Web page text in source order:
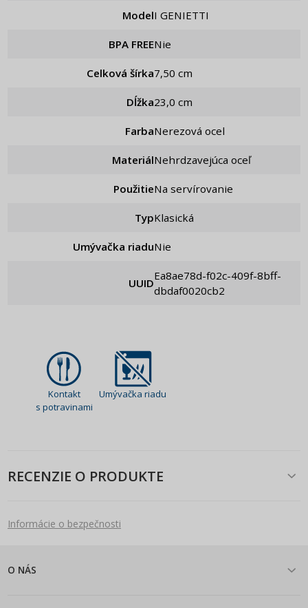
Model I GENIETTI
BPA FREE Nie
Celková šírka 7,50 cm
Dĺžka 23,0 cm
Farba Nerezová ocel
Materiál Nehrdzavejúca oceľ
Použitie Na servírovanie
Typ Klasická
Umývačka riadu Nie
UUID
ea8ae78d-f02c-409f-8bff-
dbdaf0020cb2
Kontakt
s potravinami
Umývačka riadu
RECENZIE O PRODUKTE
Informácie o bezpečnosti
O NÁS